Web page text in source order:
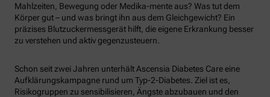
Mahlzeiten, Bewegung oder Medika-mente aus? Was tut dem
Körper gut – und was bringt ihn aus dem Gleichgewicht? Ein
präzises Blutzuckermessgerät hilft, die eigene Erkrankung besser
zu verstehen und aktiv gegenzusteuern.
Schon seit zwei Jahren unterhält Ascensia Diabetes Care eine
Aufklärungskampagne rund um Typ-2-Diabetes. Ziel ist es,
Risikogruppen zu sensibilisieren, Ängste abzubauen und den